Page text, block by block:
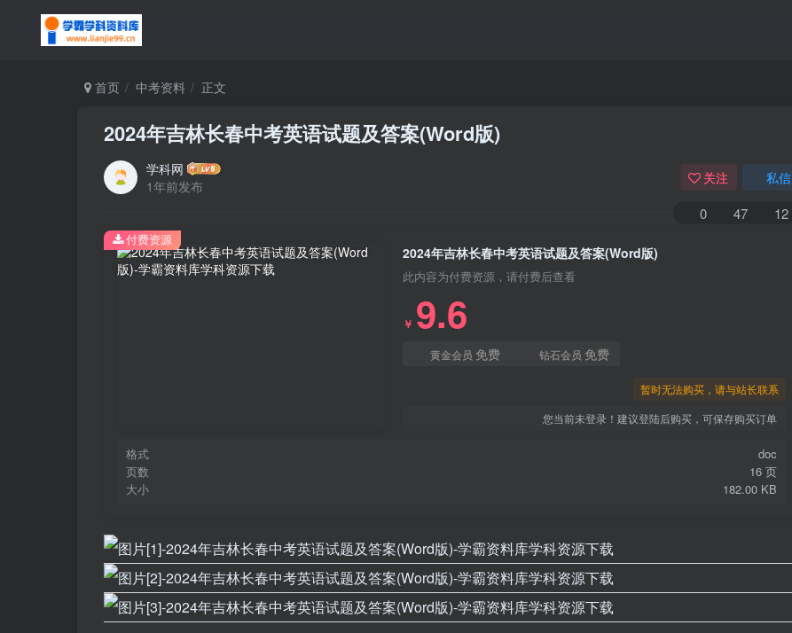
首页 中考资料 正文
2024年吉林长春中考英语试题及答案(Word版)
学科网
1年前发布
关注 私信
0 47 12
2024年吉林长春中考英语试题及答案(Word版)
此内容为付费资源，请付费后查看
￥ 9.6
黄金会员 免费 钻石会员 免费
暂时无法购买，请与站长联系
您当前未登录！建议登陆后购买，可保存购买订单
格式
doc
页数
16 页
大小
182.00 KB
付费资源